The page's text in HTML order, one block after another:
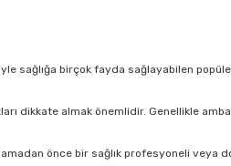
sağlığa birçok fayda sağlayabilen
dikkate almak önemlidir. Genellikle
önce bir sağlık profesyoneli